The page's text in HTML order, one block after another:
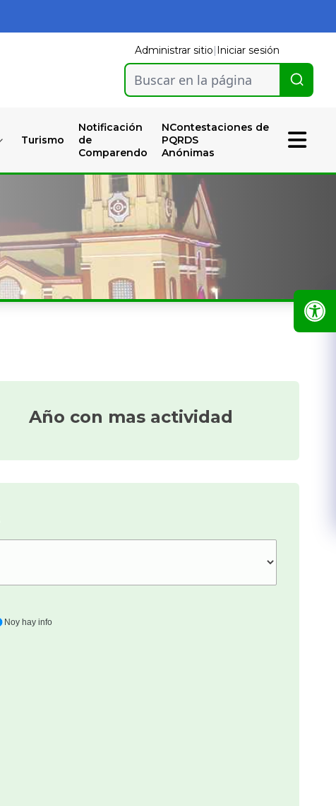
Administrar sitio|Iniciar sesión
Buscar en la página
Turismo
Notificación
de
Comparendo
NContestaciones de
PQRDS
Anónimas
Año con mas actividad
Noy hay info